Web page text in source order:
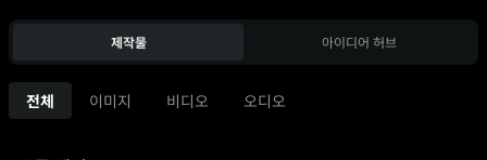
제작물 아이디어 허브
전체 이미지 비디오 오디오